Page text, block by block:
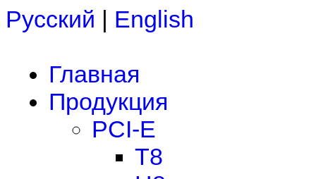
Русский | English
Главная
Продукция
PCI-E
T8